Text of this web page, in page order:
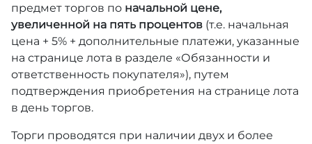
предмет торгов по начальной цене,
увеличенной на пять процентов (т.е. начальная
цена + 5% + дополнительные платежи, указанные
на странице лота в разделе «Обязанности и
ответственность покупателя»), путем
подтверждения приобретения на странице лота
в день торгов.
Торги проводятся при наличии двух и более